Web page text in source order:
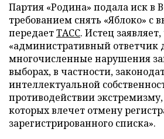
Партия «Родина» подала иск в
требованием снять «Яблоко» с
передаетТАСС. Истец
«административный ответчик
многочисленные нарушения
выборах, в частности,
интеллектуальной
противодействии
которых влечет отмену
зарегистрированного списка».